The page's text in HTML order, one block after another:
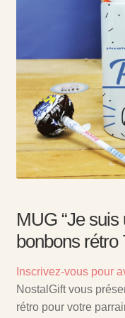
MUG “Je suis
bonbons
Inscrivez-vous pour
NostalGift vous
rétro pour votre